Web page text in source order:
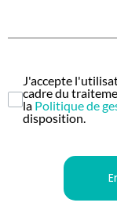
J'accepte
cadre du
la Politique de
disposition.